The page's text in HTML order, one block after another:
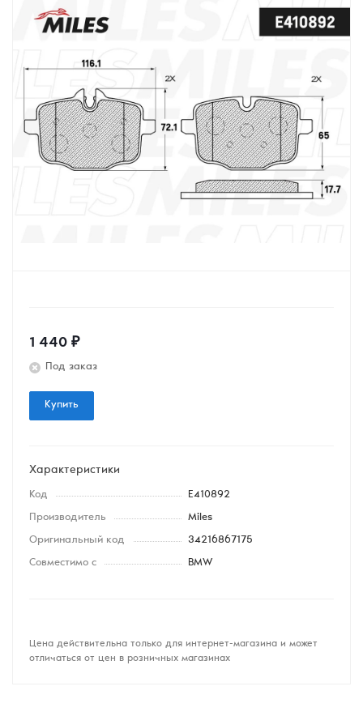
1 440 ₽
Под заказ
Купить
Характеристики
Код E410892
Производитель Miles
Оригинальный код 34216867175
Совместимо с BMW
Цена действительна только для интернет-магазина и может
отличаться от цен в розничных магазинах